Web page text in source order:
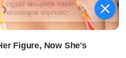
ଅଚ୍ୟୁତ ସାମନ୍ତଙ୍କ ୭୫ତମ
ସମ୍ମାନସୂଚକ ଡକ୍ଟରେଟ୍‌;
ମହାରାଜା ଗଙ୍ଗା ସିଂହ
ବିଶ୍ୱବିଦ୍ୟାଳୟ ପକ୍ଷରୁ